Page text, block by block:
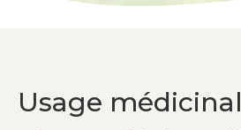
Usage médicinal